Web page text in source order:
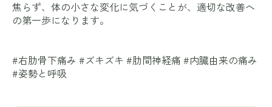
焦らず、体の小さな変化に気づくことが、適切な改善へ
の第一歩になります。
#右肋骨下痛み #ズキズキ #肋間神経痛 #内臓由来の痛み
#姿勢と呼吸